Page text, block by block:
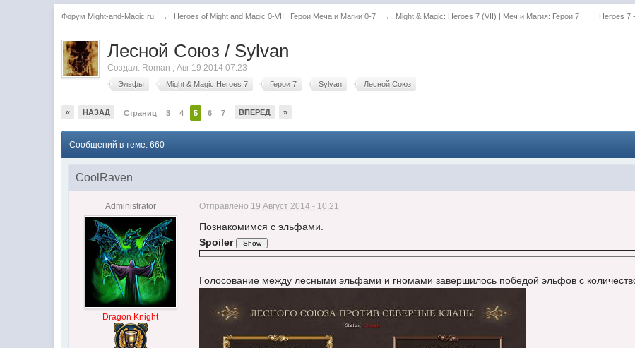
Форум Might-and-Magic.ru → Heroes of Might and Magic 0-VII | Герои Меча и Магии 0-7 → Might & Magic: Heroes 7 (VII) | Меч и Магия: Герои 7 → Heroes 7
Лесной Союз / Sylvan
Создал: Roman ,Авг 19 2014 07:23
Эльфы Might & Magic Heroes 7 Герои 7 Sylvan Лесной Союз
« НАЗАД Страниц 3 4 5 6 7 ВПЕРЕД »
Сообщений в теме: 660
CoolRaven
Administrator
Dragon Knight
Отправлено 19 Август 2014 - 10:21
Познакомимся с эльфами.
Spoiler
Голосование между лесными эльфами и гномами завершилось победой эльфов с